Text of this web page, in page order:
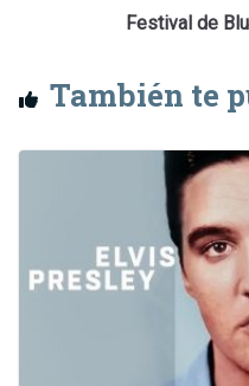
Festival de
También te